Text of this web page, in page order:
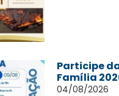
Participe
Família
04/08/2026